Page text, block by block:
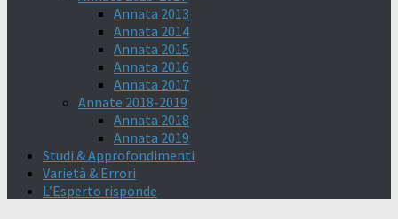
Annata 2013
Annata 2014
Annata 2015
Annata 2016
Annata 2017
Annate 2018-2019
Annata 2018
Annata 2019
Studi & Approfondimenti
Varietà & Errori
L’Esperto risponde